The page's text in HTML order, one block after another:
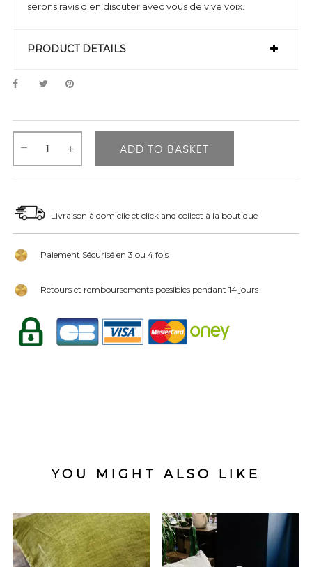
serons ravis d'en discuter avec vous de vive voix.
PRODUCT DETAILS
ADD TO BASKET
Livraison à domicile et click and collect à la boutique
Paiement Sécurisé en 3 ou 4 fois
Retours et remboursements possibles pendant 14 jours
YOU MIGHT ALSO LIKE